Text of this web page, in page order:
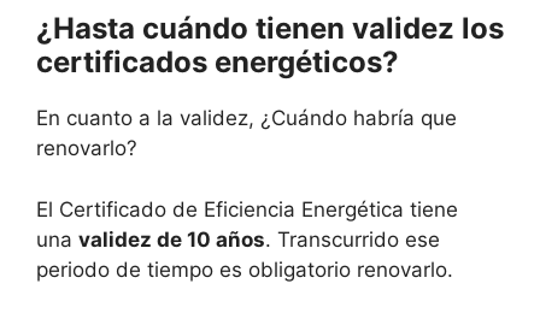
¿Hasta cuándo tienen validez los
certificados energéticos?
En cuanto a la validez, ¿Cuándo habría que
renovarlo?
El Certificado de Eficiencia Energética tiene
una validez de 10 años. Transcurrido ese
periodo de tiempo es obligatorio renovarlo.